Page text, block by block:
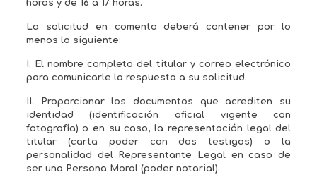
horas y de 16 a 17 horas.
La solicitud en comento deberá contener por lo
menos lo siguiente:
I. El nombre completo del titular y correo electrónico
para comunicarle la respuesta a su solicitud.
II. Proporcionar los documentos que acrediten su
identidad (identificación oficial vigente con
fotografía) o en su caso, la representación legal del
titular (carta poder con dos testigos) o la
personalidad del Representante Legal en caso de
ser una Persona Moral (poder notarial).